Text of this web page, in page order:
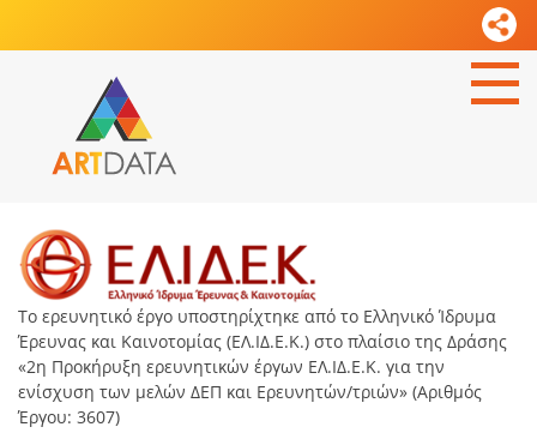
Το ερευνητικό έργο υποστηρίχτηκε από το Ελληνικό Ίδρυμα
Έρευνας και Καινοτομίας (ΕΛ.ΙΔ.Ε.Κ.) στο πλαίσιο της Δράσης
«2η Προκήρυξη ερευνητικών έργων ΕΛ.ΙΔ.Ε.Κ. για την
ενίσχυση των μελών ΔΕΠ και Ερευνητών/τριών» (Αριθμός
Έργου: 3607)